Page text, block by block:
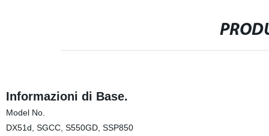
Informazioni di Base.
Model No.
DX51d, SGCC, S550GD, SSP850